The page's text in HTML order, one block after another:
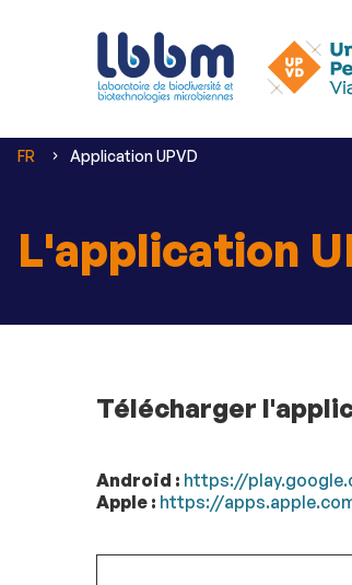
Vous
FR Application UPVD
L'application
Télécharger
Android : https://
Apple : https://